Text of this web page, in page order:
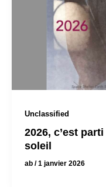
Unclassified
2026, c’est
soleil
ab /1 janvier 2026